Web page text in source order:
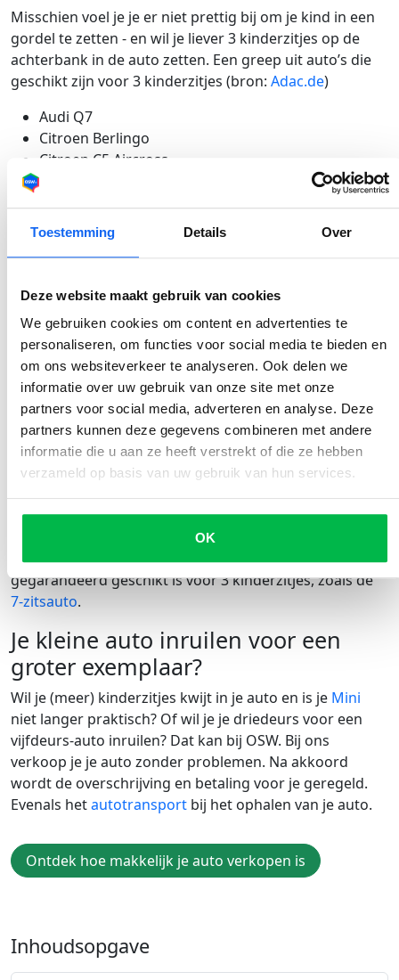
Toestemming Details Over
Deze website maakt gebruik van cookies
We gebruiken cookies om content en advertenties te
personaliseren, om functies voor social media te bieden en
om ons websiteverkeer te analyseren. Ook delen we
informatie over uw gebruik van onze site met onze
partners voor social media, adverteren en analyse. Deze
partners kunnen deze gegevens combineren met andere
informatie die u aan ze heeft verstrekt of die ze hebben
verzameld op basis van uw gebruik van hun services.
OK
Misschien voel je je er niet prettig bij om je kind in een
gordel te zetten - en wil je liever 3 kinderzitjes op de
achterbank in de auto zetten. Een greep uit auto’s die
geschikt zijn voor 3 kinderzitjes (bron: Adac.de)
Audi Q7
Citroen Berlingo
Citroen C5 Aircross
Ford Tourneo Custom
Mercedes-Benz EQV
Opel Combo
Peugeot 5008
Peugeot Rifter
Renault Kangoo
Renault Trafic
Toyota Proace City Verso
Volvo XC90
Volkswagen Touran
Volkswagen Caddy
Let op:het hangt in sommige gevallen af van de
breedte van het kinderzitje dat je gebruikt in de auto.
Meet het daarom altijd op. Of kies voor een auto die
gegarandeerd geschikt is voor 3 kinderzitjes, zoals de
7-zitsauto.
Je kleine auto inruilen voor een
groter exemplaar?
Wil je (meer) kinderzitjes kwijt in je auto en is je Mini
niet langer praktisch? Of wil je je driedeurs voor een
vijfdeurs-auto inruilen? Dat kan bij OSW. Bij ons
verkoop je je auto zonder problemen. Na akkoord
wordt de overschrijving en betaling voor je geregeld.
Evenals hetautotransport bij het ophalen van je auto.
Ontdek hoe makkelijk je auto verkopen is
Inhoudsopgave